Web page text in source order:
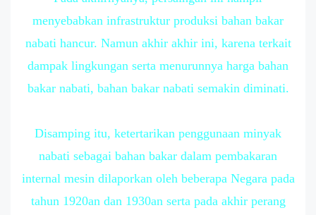
menyebabkan infrastruktur produksi bahan bakar
nabati hancur. Namun akhir akhir ini, karena terkait
dampak lingkungan serta menurunnya harga bahan
bakar nabati, bahan bakar nabati semakin diminati.
Disamping itu, ketertarikan penggunaan minyak
nabati sebagai bahan bakar dalam pembakaran
internal mesin dilaporkan oleh beberapa Negara pada
tahun 1920an dan 1930an serta pada akhir perang